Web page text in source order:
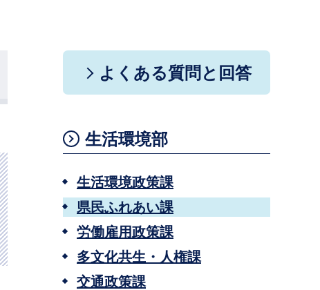
よくある質問と回答
生活環境部
生活環境政策課
県民ふれあい課
労働雇用政策課
多文化共生・人権課
交通政策課